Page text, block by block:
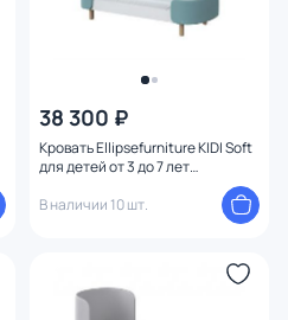
38 300 ₽
Кровать Ellipsefurniture KIDI Soft
для детей от 3 до 7 лет
(бирюзовый) KD040108010198
В наличии 10 шт.